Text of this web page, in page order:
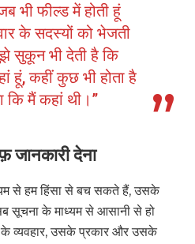
भी फील्ड में होती हूं
के सदस्यों को भेजती
सुकून भी देती है कि
हूं, कहीं कुछ भी होता है
कि मैं कहां थी।”
जानकारी देना
से हम हिंसा से बच सकते हैं, उसके
सूचना के माध्यम से आसानी से हो
व्यवहार, उसके प्रकार और उसके